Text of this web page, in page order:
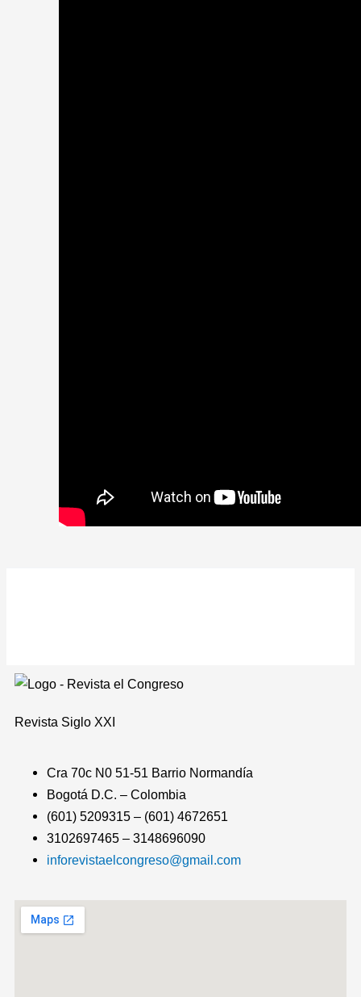
Revista Siglo XXI
Cra 70c N0 51-51 Barrio Normandía
Bogotá D.C. – Colombia
(601) 5209315 – (601) 4672651
3102697465 – 3148696090
inforevistaelcongreso@gmail.com